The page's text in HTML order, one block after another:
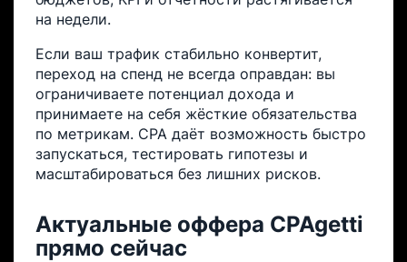
на недели.
Если ваш трафик стабильно конвертит,
переход на спенд не всегда оправдан: вы
ограничиваете потенциал дохода и
принимаете на себя жёсткие обязательства
по метрикам. CPA даёт возможность быстро
запускаться, тестировать гипотезы и
масштабироваться без лишних рисков.
Актуальные оффера CPAgetti
прямо сейчас